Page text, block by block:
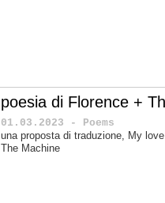
poesia di Florence +
01.03.2023 - Poems
una proposta di traduzione, My
The Machine